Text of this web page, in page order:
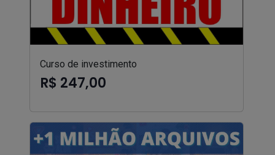
Curso de investimento
R$ 247,00